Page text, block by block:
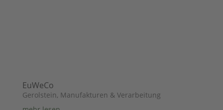
EuWeCo
Gerolstein, Manufakturen & Verarbeitung